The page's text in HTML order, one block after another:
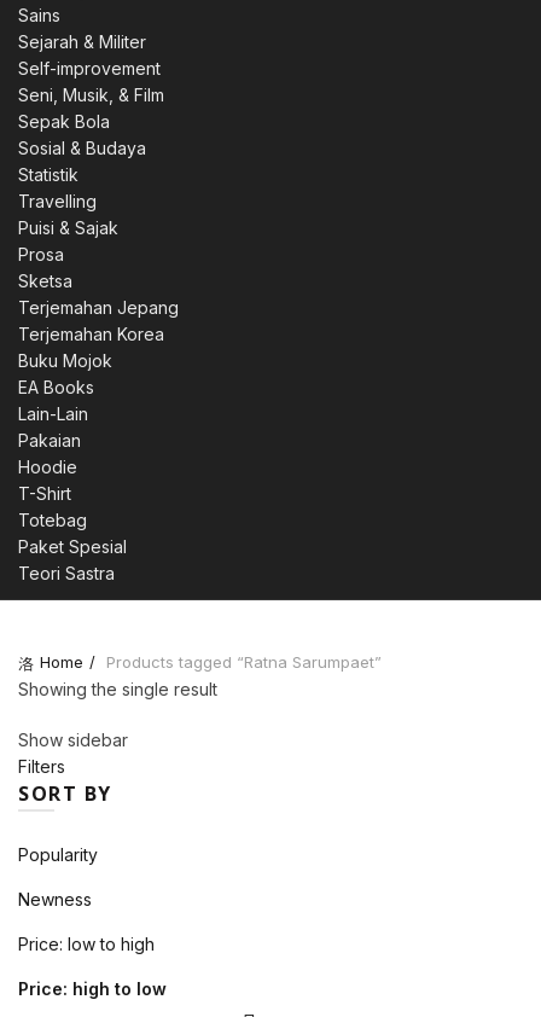
Sains
Sejarah & Militer
Self-improvement
Seni, Musik, & Film
Sepak Bola
Sosial & Budaya
Statistik
Travelling
Puisi & Sajak
Prosa
Sketsa
Terjemahan Jepang
Terjemahan Korea
Buku Mojok
EA Books
Lain-Lain
Pakaian
Hoodie
T-Shirt
Totebag
Paket Spesial
Teori Sastra
Home Products tagged “Ratna Sarumpaet”
Showing the single result
Show sidebar
Filters
SORT BY
Popularity
Newness
Price: low to high
Price: high to low